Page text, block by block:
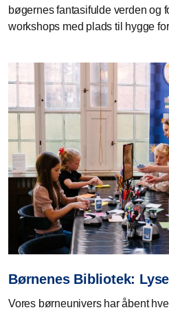
bøgernes fantasifulde verden og
workshops med plads til hygge
Børnenes Bibliotek:
Vores børneunivers har åbent